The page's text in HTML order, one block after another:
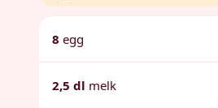
8 egg
2,5 dl melk